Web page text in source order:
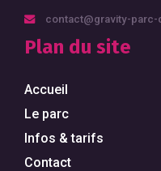
contact@gravity-
Plan du site
Accueil
Le parc
Infos & tarifs
Contact